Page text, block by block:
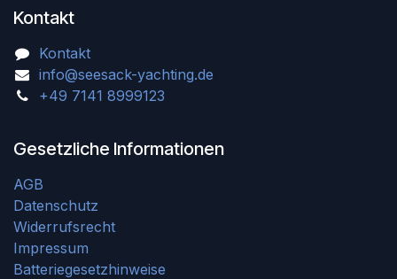
Kontakt
Kontakt
info@seesack-yachting.de
+49 7141 8999123
Gesetzliche Informationen
AGB
Datenschutz
Widerrufsrecht
Impressum
Batteriegesetzhinweise